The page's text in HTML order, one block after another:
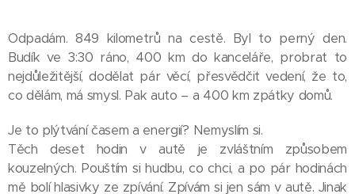
Odpadám. 849 kilometrů na cestě. Byl to perný den.
Budík ve 3:30 ráno, 400 km do kanceláře, probrat to
nejdůležitější, dodělat pár věcí, přesvědčit vedení, že to,
co dělám, má smysl. Pak auto – a 400 km zpátky domů.
Je to plýtvání časem a energií? Nemyslím si.
Těch deset hodin v autě je zvláštním způsobem
kouzelných. Pouštím si hudbu, co chci, a po pár hodinách
mě bolí hlasivky ze zpívání. Zpívám si jen sám v autě. Jinak